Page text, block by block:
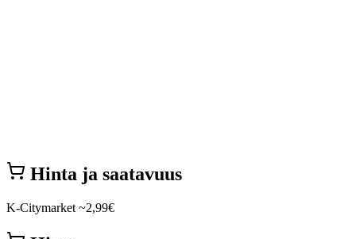
Hinta ja saatavuus
K-Citymarket ~2,99€